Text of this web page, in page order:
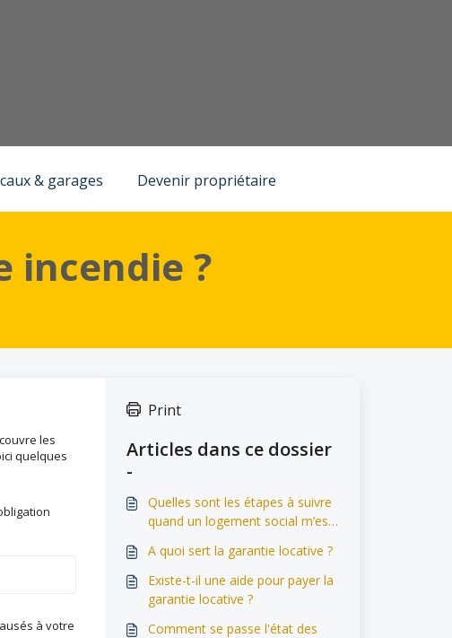
& garages Devenir propriétaire
incendie ?
les
quelques
à votre
Print
Articles dans ce dossier
-
Quelles sont les étapes à suivre
quand un logement social m’est
A quoi sert la garantie locative ?
Existe-t-il une aide pour payer la
garantie locative ?
Comment se passe l'état des